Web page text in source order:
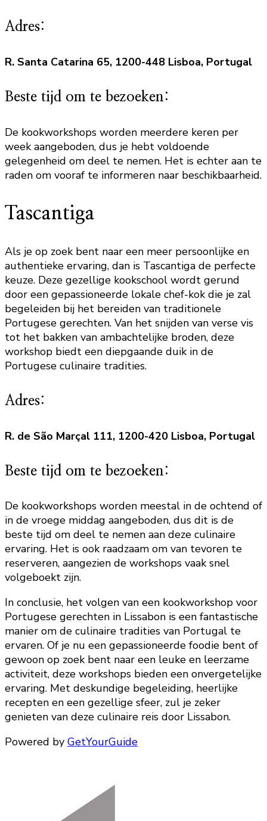
Adres:
R. Santa Catarina 65, 1200-448 Lisboa, Portugal
Beste tijd om te bezoeken:
De kookworkshops worden meerdere keren per
week aangeboden, dus je hebt voldoende
gelegenheid om deel te nemen. Het is echter aan te
raden om vooraf te informeren naar beschikbaarheid.
Tascantiga
Als je op zoek bent naar een meer persoonlijke en
authentieke ervaring, dan is Tascantiga de perfecte
keuze. Deze gezellige kookschool wordt gerund
door een gepassioneerde lokale chef-kok die je zal
begeleiden bij het bereiden van traditionele
Portugese gerechten. Van het snijden van verse vis
tot het bakken van ambachtelijke broden, deze
workshop biedt een diepgaande duik in de
Portugese culinaire tradities.
Adres:
R. de São Marçal 111, 1200-420 Lisboa, Portugal
Beste tijd om te bezoeken:
De kookworkshops worden meestal in de ochtend of
in de vroege middag aangeboden, dus dit is de
beste tijd om deel te nemen aan deze culinaire
ervaring. Het is ook raadzaam om van tevoren te
reserveren, aangezien de workshops vaak snel
volgeboekt zijn.
In conclusie, het volgen van een kookworkshop voor
Portugese gerechten in Lissabon is een fantastische
manier om de culinaire tradities van Portugal te
ervaren. Of je nu een gepassioneerde foodie bent of
gewoon op zoek bent naar een leuke en leerzame
activiteit, deze workshops bieden een onvergetelijke
ervaring. Met deskundige begeleiding, heerlijke
recepten en een gezellige sfeer, zul je zeker
genieten van deze culinaire reis door Lissabon.
Powered by GetYourGuide